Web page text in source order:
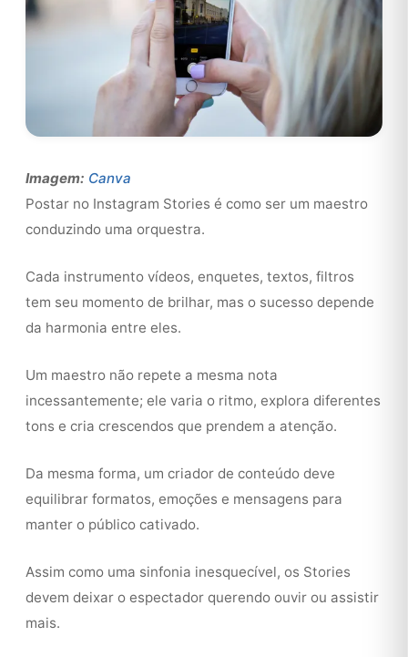
Imagem: Canva
Postar no Instagram Stories é como ser um maestro
conduzindo uma orquestra.
Cada instrumento vídeos, enquetes, textos, filtros
tem seu momento de brilhar, mas o sucesso depende
da harmonia entre eles.
Um maestro não repete a mesma nota
incessantemente; ele varia o ritmo, explora diferentes
tons e cria crescendos que prendem a atenção.
Da mesma forma, um criador de conteúdo deve
equilibrar formatos, emoções e mensagens para
manter o público cativado.
Assim como uma sinfonia inesquecível, os Stories
devem deixar o espectador querendo ouvir ou assistir
mais.